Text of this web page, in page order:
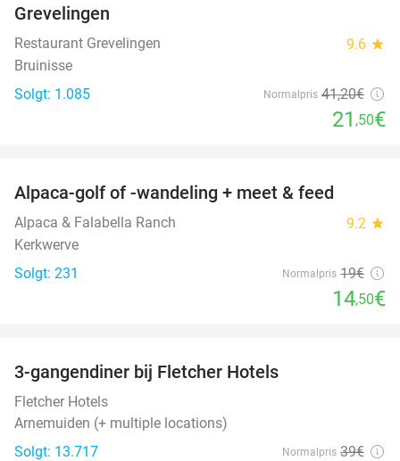
Grevelingen
Restaurant Grevelingen 9.6 star
Bruinisse
Solgt: 1.085
Normalpris 41,20€
21 ,50€
Alpaca-golf of -wandeling + meet & feed
Alpaca & Falabella Ranch 9.2 star
Kerkwerve
Solgt: 231
Normalpris 19€
14,50€
3-gangendiner bij Fletcher Hotels
Fletcher Hotels
Arnemuiden (+ multiple locations)
Solgt: 13.717
Normalpris 39€